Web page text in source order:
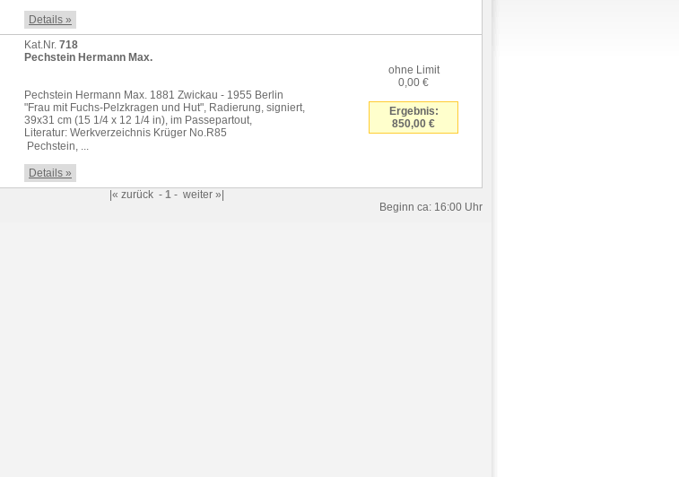
Details »
Kat.Nr. 718
Pechstein Hermann Max.
Pechstein Hermann Max. 1881 Zwickau - 1955 Berlin
"Frau mit Fuchs-Pelzkragen und Hut", Radierung, signiert,
39x31 cm (15 1/4 x 12 1/4 in), im Passepartout,
Literatur: Werkverzeichnis Krüger No.R85
Pechstein, ...
Details »
ohne Limit
0,00 €
Ergebnis:
850,00 €
|« zurück - 1 - weiter »|
Beginn ca: 16:00 Uhr